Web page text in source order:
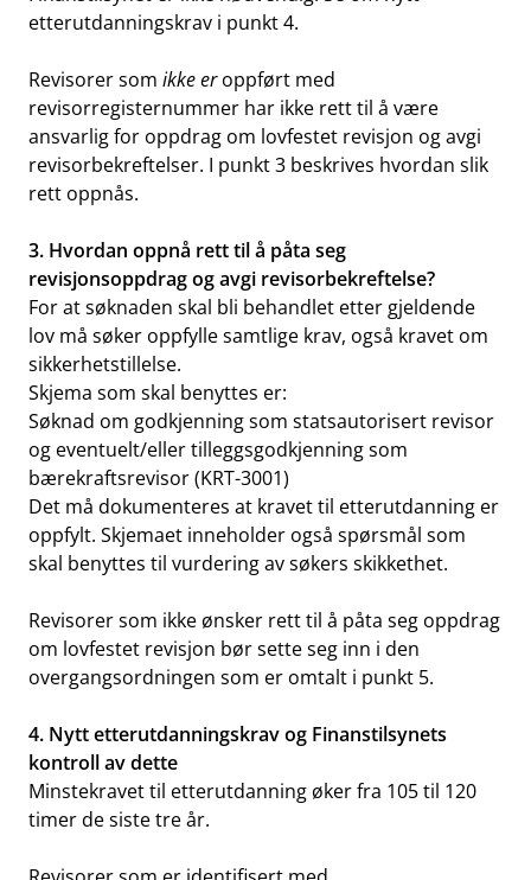
etterutdanningskrav i punkt 4.
Revisorer som ikke eroppført med
revisorregisternummer har ikke rett til å være
ansvarlig for oppdrag om lovfestet revisjon og avgi
revisorbekreftelser. I punkt 3 beskrives hvordan slik
rett oppnås.
3. Hvordan oppnå rett til å påta seg
revisjonsoppdrag og avgi revisorbekreftelse?
For at søknaden skal bli behandlet etter gjeldende
lov må søker oppfylle samtlige krav, også kravet om
sikkerhetstillelse.
Skjema som skal benyttes er:
Søknad om godkjenning som statsautorisert revisor
og eventuelt/eller tilleggsgodkjenning som
bærekraftsrevisor (KRT-3001)
Det må dokumenteres at kravet til etterutdanning er
oppfylt. Skjemaet inneholder også spørsmål som
skal benyttes til vurdering av søkers skikkethet.
Revisorer som ikke ønsker rett til å påta seg oppdrag
om lovfestet revisjon bør sette seg inn i den
overgangsordningen som er omtalt i punkt 5.
4. Nytt etterutdanningskrav og Finanstilsynets
kontroll av dette
Minstekravet til etterutdanning øker fra 105 til 120
timer de siste tre år.